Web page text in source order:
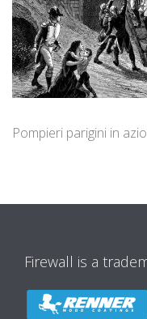
Pompieri parigini in
Firewall is a